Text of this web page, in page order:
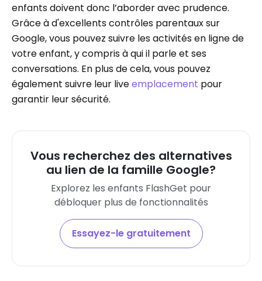
enfants doivent donc l’aborder avec prudence.
Grâce à d'excellents contrôles parentaux sur
Google, vous pouvez suivre les activités en ligne de
votre enfant, y compris à qui il parle et ses
conversations. En plus de cela, vous pouvez
également suivre leur liveemplacement pour
garantir leur sécurité.
Vous recherchez des alternatives
au lien de la famille Google?
Explorez les enfants FlashGet pour
débloquer plus de fonctionnalités
Essayez-le gratuitement